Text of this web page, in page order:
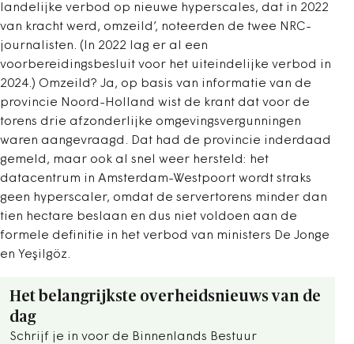
landelijke verbod op nieuwe hyperscales, dat in 2022
van kracht werd, omzeild’, noteerden de twee NRC-
journalisten. (In 2022 lag er al een
voorbereidingsbesluit voor het uiteindelijke verbod in
2024.) Omzeild? Ja, op basis van informatie van de
provincie Noord-Holland wist de krant dat voor de
torens drie afzonderlijke omgevingsvergunningen
waren aangevraagd. Dat had de provincie inderdaad
gemeld, maar ook al snel weer hersteld: het
datacentrum in Amsterdam-Westpoort wordt straks
geen hyperscaler, omdat de servertorens minder dan
tien hectare beslaan en dus niet voldoen aan de
formele definitie in het verbod van ministers De Jonge
en Yeşilgöz.
Het belangrijkste overheidsnieuws van de
dag
Schrijf je in voor de Binnenlands Bestuur